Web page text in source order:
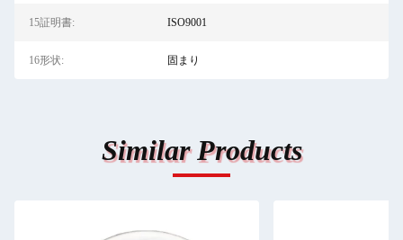
15証明書: ISO9001
16形状: 固まり
Similar Products